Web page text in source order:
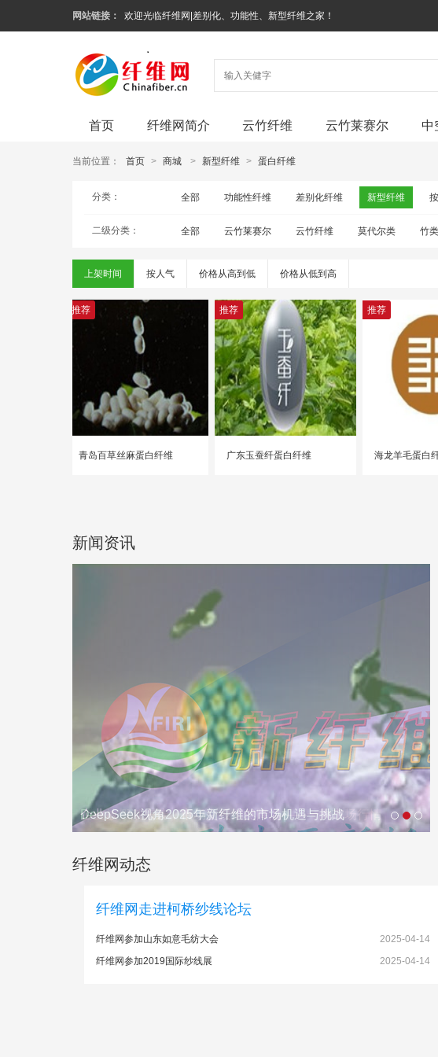
网站链接： 欢迎光临纤维网|差别化、功能性、新型纤维之家！
首页 纤维网简介 云竹纤维 云竹莱赛尔 中
当前位置： 首页 > 商城 > 新型纤维 > 蛋白纤维
分类： 全部 功能性纤维 差别化纤维 新型纤维
二级分类： 全部 云竹莱赛尔 云竹纤维 莫代尔类 竹
上架时间 按人气 价格从高到低 价格从低到高
推荐
青岛百草丝麻蛋白纤维
推荐
广东玉蚕纤蛋白纤维
推荐
海龙羊毛蛋白
新闻资讯
DeepSeek视角2025年新纤维的市场机遇与挑战
纤维网动态
纤维网走进柯桥纱线论坛
2025-04-14
纤维网参加山东如意毛纺大会
2025-04-14
纤维网参加2019国际纱线展